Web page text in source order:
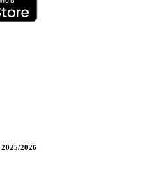
2025/2026